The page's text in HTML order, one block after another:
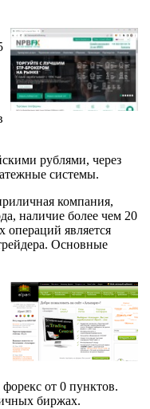
рублями, через
системы.
компания,
наличие более чем 20
операций является
Основные
от 0 пунктов.
биржах.